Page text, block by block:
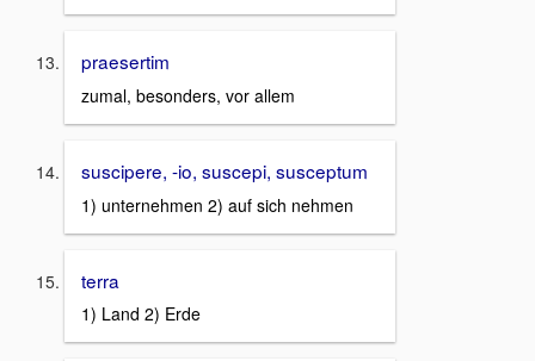
praesertim
zumal, besonders, vor allem
suscipere, -io, suscepi, susceptum
1) unternehmen 2) auf sich nehmen
terra
1) Land 2) Erde